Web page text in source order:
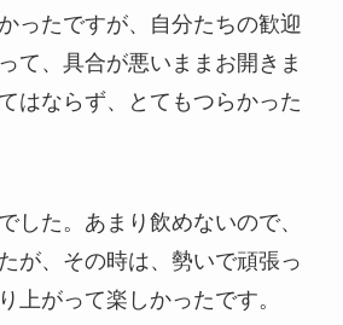
ったですが、自分たちの歓迎
て、具合が悪いままお開きま
はならず、とてもつらかった
した。あまり飲めないので、
が、その時は、勢いで頑張っ
上がって楽しかったです。